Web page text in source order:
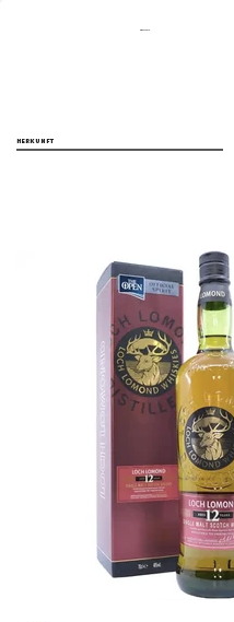
spiritfly
HERKUNFT